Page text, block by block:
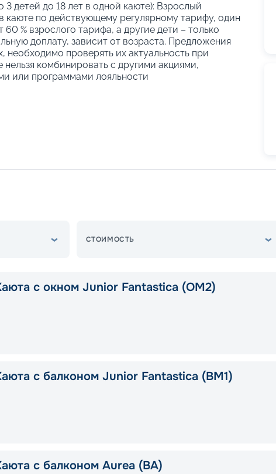
3 детей до 18 лет в одной каюте): Взрослый
каюте по действующему регулярному тарифу, один
60 % взрослого тарифа, а другие дети – только
доплату, зависит от возраста. Предложения
необходимо проверять их актуальность при
комбинировать с другими акциями,
или программами лояльности
СТОИМОСТЬ
с окном Junior Fantastica (OM2)
с балконом Junior Fantastica (BM1)
с балконом Aurea (BA)